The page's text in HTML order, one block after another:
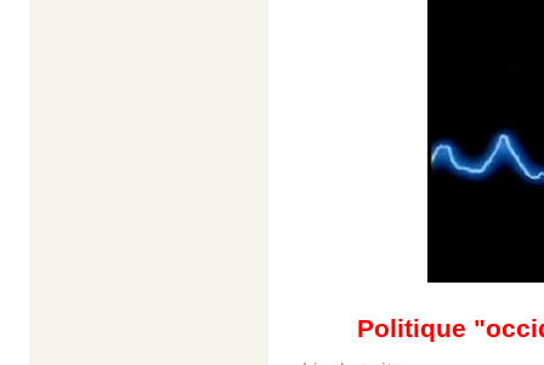
Politique